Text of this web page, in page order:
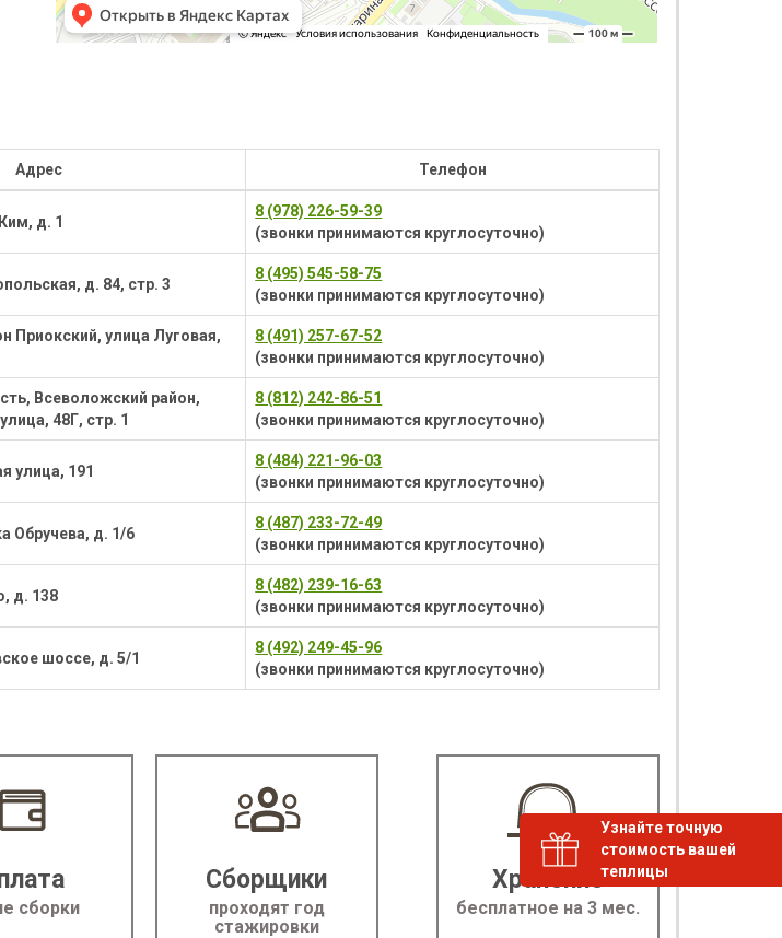
Адрес Телефон
д. 1
8 (978) 226-59-39
(звонки принимаются круглосуточно)
д. 84, стр. 3
8 (495) 545-58-75
(звонки принимаются круглосуточно)
Приокский, улица Луговая,
8 (491) 257-67-52
(звонки принимаются круглосуточно)
Всеволожский район,
48Г, стр. 1
8 (812) 242-86-51
(звонки принимаются круглосуточно)
улица, 191
8 (484) 221-96-03
(звонки принимаются круглосуточно)
Обручева, д. 1/6
8 (487) 233-72-49
(звонки принимаются круглосуточно)
д. 138
8 (482) 239-16-63
(звонки принимаются круглосуточно)
шоссе, д. 5/1
8 (492) 249-45-96
(звонки принимаются круглосуточно)
сборки
Сборщики
проходят год
стажировки
Хранение
бесплатное на 3 мес.
Узнайте точную
стоимость вашей
теплицы